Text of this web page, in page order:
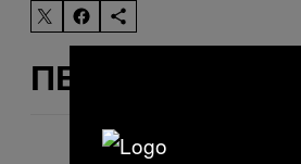
ΠΕΡΙΣΣΌΤΕΡΑ